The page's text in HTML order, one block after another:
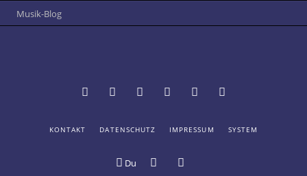
Musik-Blog
DigitalesLogin Ziehenschule
KONTAKT DATENSCHUTZ IMPRESSUM SYSTEM
Du